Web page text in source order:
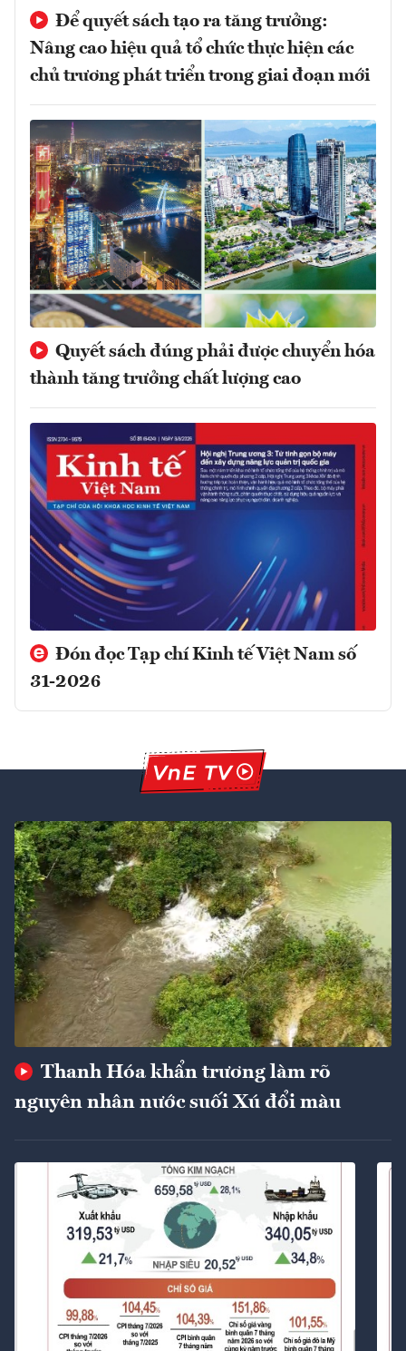
Để quyết sách tạo ra tăng trưởng:
Nâng cao hiệu quả tổ chức thực hiện các
chủ trương phát triển trong giai đoạn mới
Quyết sách đúng phải được chuyển hóa
thành tăng trưởng chất lượng cao
Đón đọc Tạp chí Kinh tế Việt Nam số
31-2026
Thanh Hóa khẩn trương làm rõ
nguyên nhân nước suối Xú đổi màu